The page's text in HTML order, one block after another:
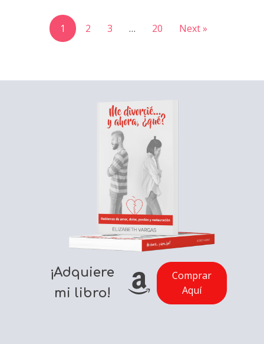
1 2 3 … 20 Next »
¡Adquiere
mi libro!
Comprar
Aquí